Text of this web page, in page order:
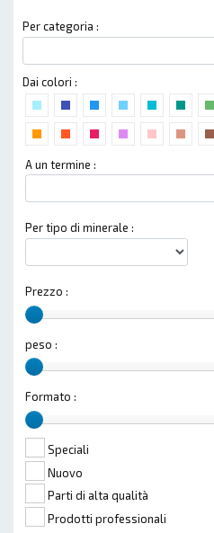
Per categoria :
Dai colori :
A un termine :
Per tipo di minerale :
Prezzo :
peso :
Formato :
Speciali
Nuovo
Parti di alta qualità
Prodotti professionali